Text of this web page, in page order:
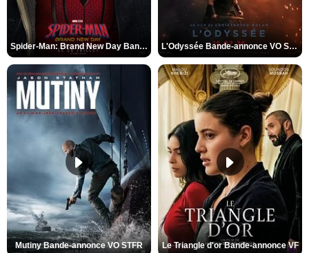
Spider-Man: Brand New Day Bande-annonce VO STFR L'Odyssée Bande-annonce VO STFR
Mutiny Bande-annonce VO STFR Le Triangle d'or Bande-annonce VF